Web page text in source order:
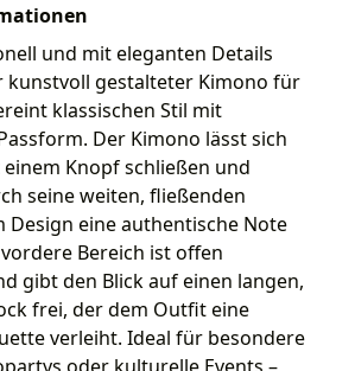
und mit eleganten Details
kunstvoll gestalteter Kimono für
klassischen Stil mit
Der Kimono lässt sich
Knopf schließen und
seine weiten, fließenden
Design eine authentische Note
Bereich ist offen
gibt den Blick auf einen langen,
frei, der dem Outfit eine
verleiht. Ideal für besondere